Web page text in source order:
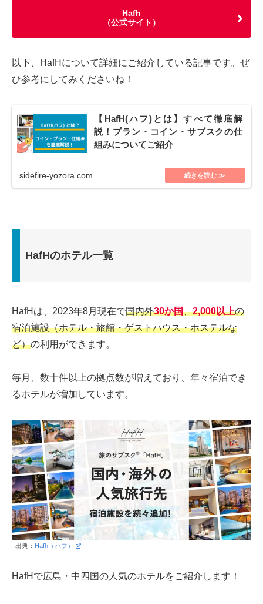
Hafh
（公式サイト）
以下、HafHについて詳細にご紹介している記事です。ぜ
ひ参考にしてみくださいね！
【HafH(ハフ)とは】すべて徹底解
説！プラン・コイン・サブスクの仕
組みについてご紹介
sidefire-yozora.com
HafHのホテル一覧
HafHは、2023年8月現在で国内外30か国、2,000以上の
宿泊施設（ホテル・旅館・ゲストハウス・ホステルな
ど）の利用ができます。
毎月、数十件以上の拠点数が増えており、年々宿泊でき
るホテルが増加しています。
出典： Hafh（ハフ）
HafHで広島・中四国の人気のホテルをご紹介します！